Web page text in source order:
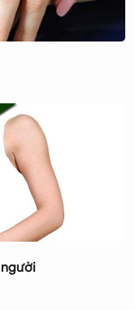
người